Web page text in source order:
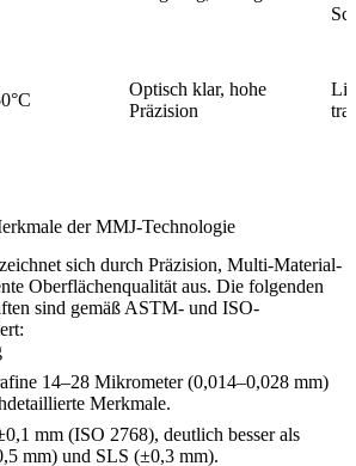
Optisch klar, hohe
Präzision
der MMJ-Technologie
sich durch Präzision, Multi-Material-
Oberflächenqualität aus. Die folgenden
sind gemäß ASTM- und ISO-
14–28 Mikrometer (0,014–0,028 mm)
Merkmale.
mm (ISO 2768), deutlich besser als
mm) und SLS (±0,3 mm).